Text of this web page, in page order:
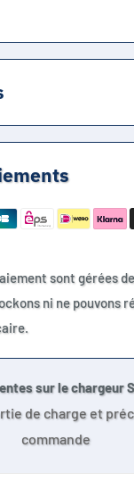
sont gérées
ni ne pouvons
sur le chargeur
de charge et
commande